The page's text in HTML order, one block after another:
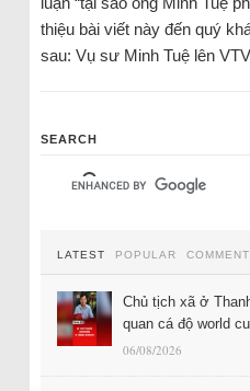
thiệu bài viết này đến quý
sau: Vụ sư Minh Tuệ lên
SEARCH
LATEST POPULAR
Chủ tịch xã ở
quan cá độ world
06/08/2026